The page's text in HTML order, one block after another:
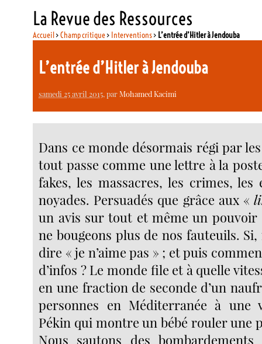
La Revue des Ressources
Accueil>Champ critique> Interventions> L’entrée d’Hitler à Jendouba
L’entrée d’Hitler à Jendouba
samedi 25 avril 2015, parMohamed Kacimi
Dans ce monde désormais régi par
tout passe comme une lettre à la
fakes, les massacres, les crimes, les
noyades. Persuadés que grâce aux «
un avis sur tout et même un pouvoir
ne bougeons plus de nos fauteuils.
dire « je n’aime pas » ; et puis
d’infos ? Le monde file et à quelle
en une fraction de seconde d’un
personnes en Méditerranée à une
Pékin qui montre un bébé rouler une
Nous sautons des